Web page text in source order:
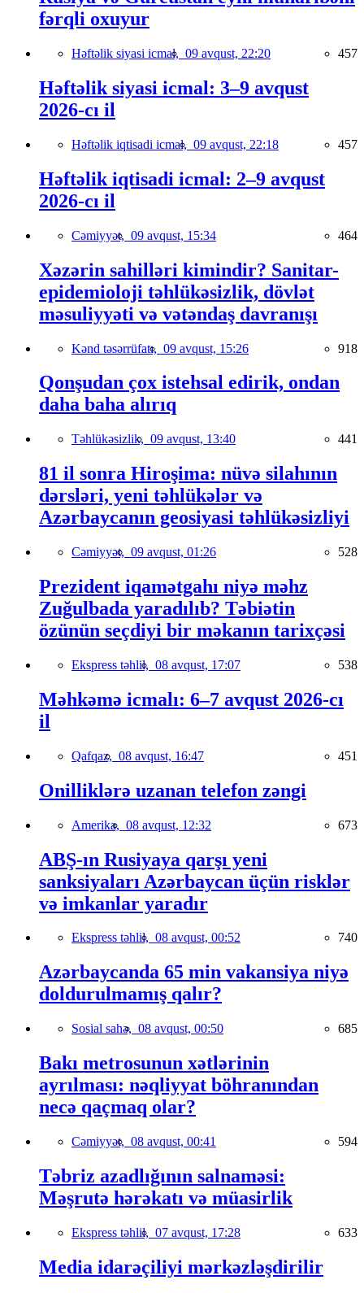
fərqli oxuyur
Həftəlik siyasi icmal, 09 avqust, 22:20 457
Həftəlik siyasi icmal: 3–9 avqust
2026-cı il
Həftəlik iqtisadi icmal, 09 avqust, 22:18 457
Həftəlik iqtisadi icmal: 2–9 avqust
2026-cı il
Cəmiyyət, 09 avqust, 15:34 464
Xəzərin sahilləri kimindir? Sanitar-
epidemioloji təhlükəsizlik, dövlət
məsuliyyəti və vətəndaş davranışı
Kənd təsərrüfatı, 09 avqust, 15:26 918
Qonşudan çox istehsal edirik, ondan
daha baha alırıq
Təhlükəsizlik, 09 avqust, 13:40 441
81 il sonra Hiroşima: nüvə silahının
dərsləri, yeni təhlükələr və
Azərbaycanın geosiyasi təhlükəsizliyi
Cəmiyyət, 09 avqust, 01:26 528
Prezident iqamətgahı niyə məhz
Zuğulbada yaradılıb? Təbiətin
özünün seçdiyi bir məkanın tarixçəsi
Ekspress təhlil, 08 avqust, 17:07 538
Məhkəmə icmalı: 6–7 avqust 2026-cı
il
Qafqaz, 08 avqust, 16:47 451
Onilliklərə uzanan telefon zəngi
Amerika, 08 avqust, 12:32 673
ABŞ-ın Rusiyaya qarşı yeni
sanksiyaları Azərbaycan üçün risklər
və imkanlar yaradır
Ekspress təhlil, 08 avqust, 00:52 740
Azərbaycanda 65 min vakansiya niyə
doldurulmamış qalır?
Sosial sahə, 08 avqust, 00:50 685
Bakı metrosunun xətlərinin
ayrılması: nəqliyyat böhranından
necə qaçmaq olar?
Cəmiyyət, 08 avqust, 00:41 594
Təbriz azadlığının salnaməsi:
Məşrutə hərəkatı və müasirlik
Ekspress təhlil, 07 avqust, 17:28 633
Media idarəçiliyi mərkəzləşdirilir